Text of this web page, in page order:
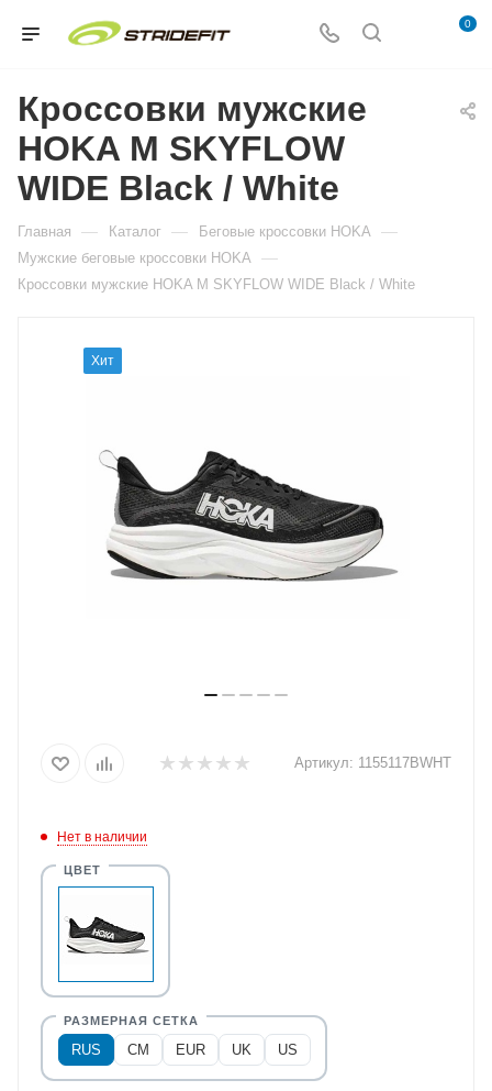
0
Кроссовки мужские
HOKA M SKYFLOW
WIDE Black / White
Главная — Каталог — Беговые кроссовки HOKA —
Мужские беговые кроссовки HOKA —
Кроссовки мужские HOKA M SKYFLOW WIDE Black / White
Хит
Артикул: 1155117BWHT
Нет в наличии
RUS CM EUR UK US